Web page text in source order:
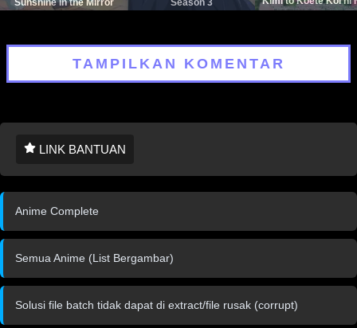
TAMPILKAN KOMENTAR
LINK BANTUAN
Anime Complete
Semua Anime (List Bergambar)
Solusi file batch tidak dapat di extract/file rusak (corrupt)